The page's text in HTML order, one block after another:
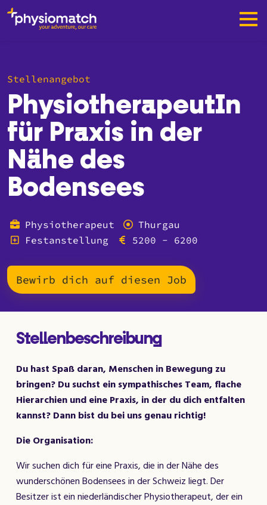
Stellenangebot
PhysiotherapeutIn
für Praxis in der
Nähe des
Bodensees
Physiotherapeut
Thurgau
Festanstellung
5200 - 6200
Bewirb dich auf diesen Job
Stellenbeschreibung
Du hast Spaß daran, Menschen in Bewegung zu
bringen? Du suchst ein sympathisches Team, flache
Hierarchien und eine Praxis, in der du dich entfalten
kannst? Dann bist du bei uns genau richtig!
Die Organisation:
Wir suchen dich für eine Praxis, die in der Nähe des
wunderschönen Bodensees in der Schweiz liegt. Der
Besitzer ist ein niederländischer Physiotherapeut, der ein